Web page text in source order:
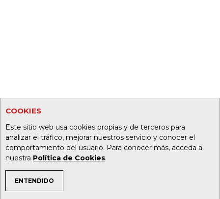
COOKIES
Este sitio web usa cookies propias y de terceros para
analizar el tráfico, mejorar nuestros servicio y conocer el
comportamiento del usuario. Para conocer más, acceda a
nuestra Política de Cookies.
ENTENDIDO
TEMAS DE INTERÉS